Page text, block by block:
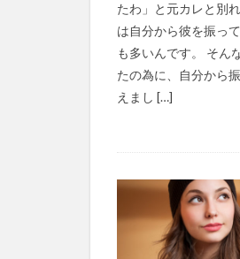
たわ」と元カレと別
は自分から彼を振っ
も多いんです。 そん
たの為に、自分から
えまし […]